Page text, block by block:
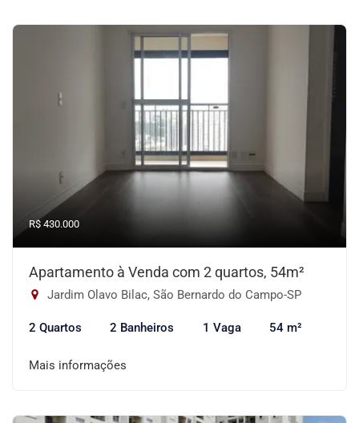
R$ 430.000
Apartamento à Venda com 2 quartos, 54m²
Jardim Olavo Bilac, São Bernardo do Campo-SP
2 Quartos 2 Banheiros 1 Vaga 54 m²
Mais informações